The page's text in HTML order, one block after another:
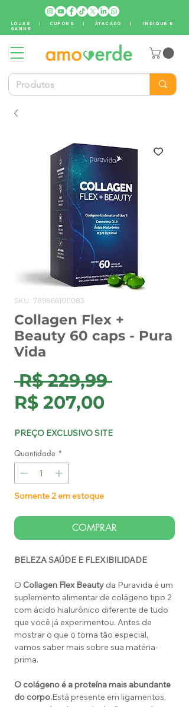
LOJAS | CUPONS |ATACADO | INDIQUE E
GANHE
SKU: 7898661011083
Collagen Flex +
Beauty 60 caps - Pura
Vida
R$ 229,99 Preço
R$ 207,00Preço
PREÇO EXCLUSIVO SITE
Quantidade *
Somente 2 em estoque
COMPRAR
BELEZA SAÚDE E FLEXIBILIDADE
O Collagen Flex Beauty da Puravida é um
suplemento alimentar de colágeno tipo 2
com ácido hialurônico diferente de tudo
que você já experimentou. Antes de
mostrar o que o torna tão especial,
vamos saber mais sobre sua matéria-
prima.
O colágeno é a proteína mais abundante
do corpo.Está presente em ligamentos,